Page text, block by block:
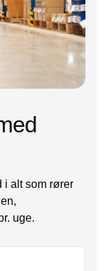
i alt som rører
uge.